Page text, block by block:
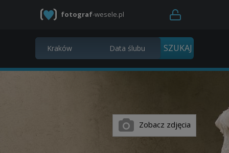
fotograf-wesele.pl
Zobacz zdjęcia